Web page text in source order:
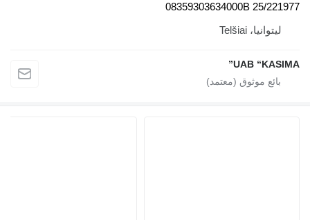
25/221977 08359303634000B
ليتوانيا، Telšiai
UAB “KASIMA”